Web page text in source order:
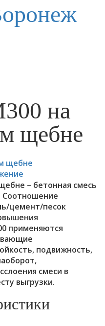
на
щебне
– бетонная смесь
Соотношение
цемент/песок
применяются
подвижность,
смеси в
выгрузки.